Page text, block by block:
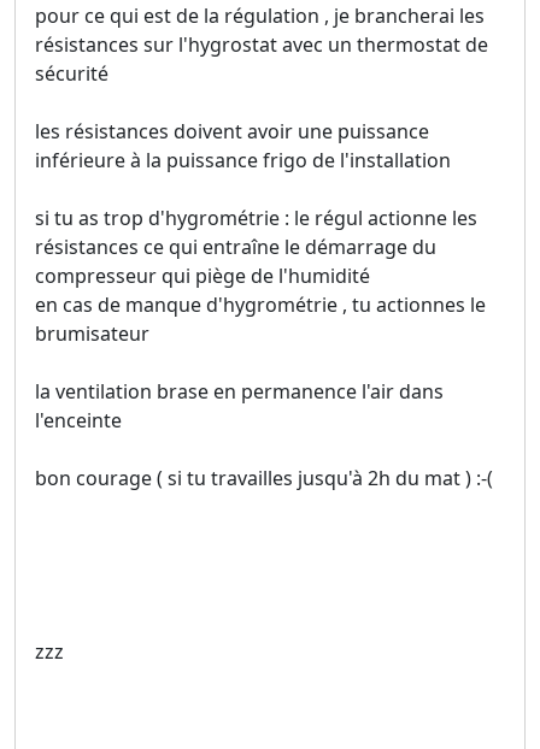
pour ce qui est de la régulation , je brancherai les
résistances sur l'hygrostat avec un thermostat de
sécurité
les résistances doivent avoir une puissance
inférieure à la puissance frigo de l'installation
si tu as trop d'hygrométrie : le régul actionne les
résistances ce qui entraîne le démarrage du
compresseur qui piège de l'humidité
en cas de manque d'hygrométrie , tu actionnes le
brumisateur
la ventilation brase en permanence l'air dans
l'enceinte
bon courage ( si tu travailles jusqu'à 2h du mat ) :-(
zzz